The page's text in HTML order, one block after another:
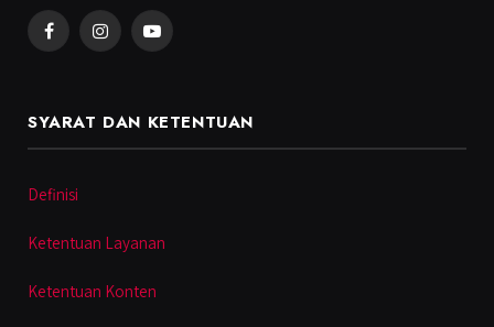
FacebookInstagramYouTube
SYARAT DAN KETENTUAN
Definisi
Ketentuan Layanan
Ketentuan Konten